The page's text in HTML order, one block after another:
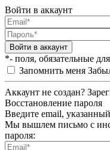
Войти в аккаунт
Войти в аккаунт
*- поля, обязательные
Запомнить меня
Аккаунт не создан?
Восстановление пароля
Введите email,
Мы вышлем письмо с
пароля: